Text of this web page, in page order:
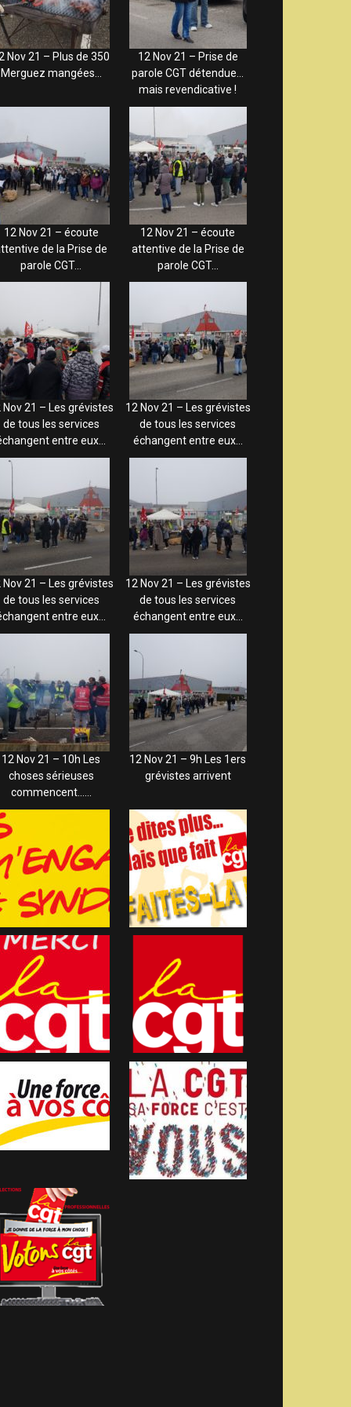
Nov 21 – Plus de 350
Merguez mangées…
12 Nov 21 – Prise de
parole CGT détendue…
mais revendicative !
12 Nov 21 – écoute
de la Prise de
parole CGT…
12 Nov 21 – écoute
attentive de la Prise de
parole CGT…
Nov 21 – Les grévistes
de tous les services
entre eux…
12 Nov 21 – Les grévistes
de tous les services
échangent entre eux…
Nov 21 – Les grévistes
de tous les services
entre eux…
12 Nov 21 – Les grévistes
de tous les services
échangent entre eux…
12 Nov 21 – 10h Les
choses sérieuses
commencent……
12 Nov 21 – 9h Les 1ers
grévistes arrivent